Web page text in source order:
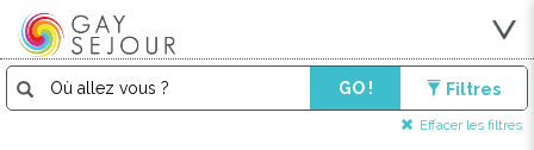
GO ! Filtres
Effacer les filtres